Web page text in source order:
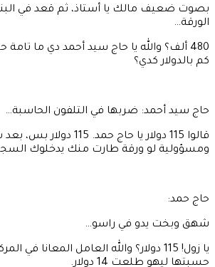
بصوت ضعيف مالك يا أستاذ، ثم قعد في
الورقة…
480 ألف؟ والله يا حاج سيد أحمد دي ما
كم بالدولار كدي؟
حاج سيد أحمد: ضربها في التلفون الحاسبة…
قالوا 115 دولار يا حاج حمد.
ومسؤولية لو ورقة طارت منك يدخلوك
حاج حمد:
شهق وبخت يدو في راسو…
حسبتها ليهو طلعت 14 دولار.